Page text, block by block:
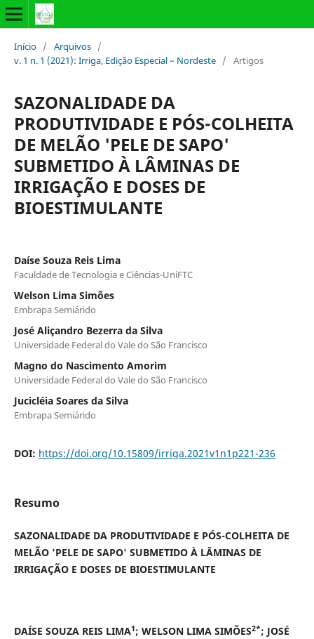
Início / Arquivos /
v. 1 n. 1 (2021): Irriga, Edição Especial – Nordeste / Artigos
SAZONALIDADE DA
PRODUTIVIDADE E PÓS-COLHEITA
DE MELÃO 'PELE DE SAPO'
SUBMETIDO À LÂMINAS DE
IRRIGAÇÃO E DOSES DE
BIOESTIMULANTE
Daíse Souza Reis Lima
Faculdade de Tecnologia e Ciências-UniFTC
Welson Lima Simões
Embrapa Semiárido
José Aliçandro Bezerra da Silva
Universidade Federal do Vale do São Francisco
Magno do Nascimento Amorim
Universidade Federal do Vale do São Francisco
Jucicléia Soares da Silva
Embrapa Semiárido
DOI: https://doi.org/10.15809/irriga.2021v1n1p221-236
Resumo
SAZONALIDADE DA PRODUTIVIDADE E PÓS-COLHEITA DE
MELÃO 'PELE DE SAPO' SUBMETIDO À LÂMINAS DE
IRRIGAÇÃO E DOSES DE BIOESTIMULANTE
DAÍSE SOUZA REIS LIMA1; WELSON LIMA SIMÕES2*; JOSÉ